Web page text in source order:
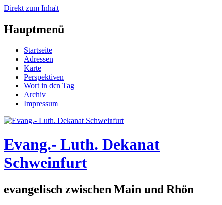
Direkt zum Inhalt
Hauptmenü
Startseite
Adressen
Karte
Perspektiven
Wort in den Tag
Archiv
Impressum
Evang.- Luth. Dekanat
Schweinfurt
evangelisch zwischen Main und Rhön